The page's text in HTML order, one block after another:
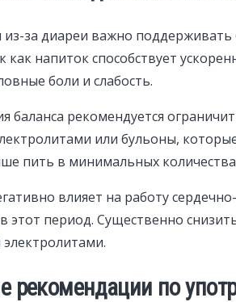
за диареи важно
как напиток способствует
боли и слабость.
баланса рекомендуется
или бульоны,
пить в минимальных
влияет на работу
этот период. Существенно
рекомендации по